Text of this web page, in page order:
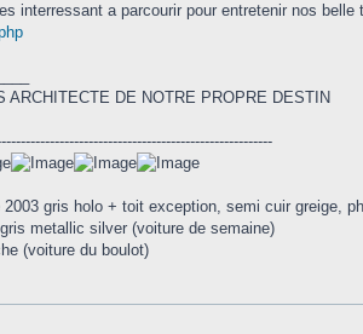
interressant a parcourir pour entretenir nos
ARCHITECTE DE NOTRE PROPRE DESTIN
2003 gris holo + toit exception, semi cuir greige,
metallic silver (voiture de semaine)
(voiture du boulot)